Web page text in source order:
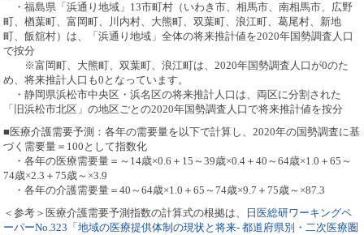
・福島県「浜通り地域」13市町村（いわき市、相馬市、南相馬市、広野
町、楢葉町、富岡町、川内村、大熊町、双葉町、浪江町、葛尾村、新地
町、飯舘村）は、「浜通り地域」全体の将来推計値を2020年国勢調査人口
で按分
※富岡町、大熊町、双葉町、浪江町は、2020年国勢調査人口が0のた
め、将来推計人口も0となっています。
・静岡県浜松市中央区・浜名区の将来推計人口は、両区に分割された
「旧浜松市北区」の地区ごとの2020年国勢調査人口で将来推計値を按分
■医療介護需要予測：各年の需要量を以下で計算し、2020年の国勢調査に基
づく需要量＝100として指数化
・各年の医療需要量＝～14歳×0.6＋15～39歳×0.4＋40～64歳×1.0＋65～
74歳×2.3＋75歳～×3.9
・各年の介護需要量＝40～64歳×1.0＋65～74歳×9.7＋75歳～×87.3
＜参考＞医療介護需要予測指数の計算式の根拠は、
日医総研ワーキングペ
ーパーNo.323「地域の医療提供体制の現状と将来- 都道府県別・二次医療圏